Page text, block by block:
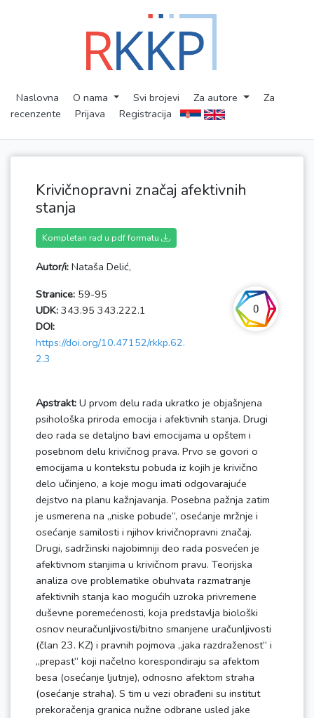
Naslovna O nama Svi brojevi Za autore
Za
recenzente
Prijava Registracija
Krivičnopravni značaj afektivnih
stanja
Kompletan rad u pdf formatu
Autor/i: Nataša Delić,
Stranice: 59-95
UDK: 343.95 343.222.1
DOI:
https://doi.org/10.47152/rkkp.62.
2.3
0
Apstrakt: U prvom delu rada ukratko je objašnjena
psihološka priroda emocija i afektivnih stanja. Drugi
deo rada se detaljno bavi emocijama u opštem i
posebnom delu krivičnog prava. Prvo se govori o
emocijama u kontekstu pobuda iz kojih je krivično
delo učinjeno, a koje mogu imati odgovarajuće
dejstvo na planu kažnjavanja. Posebna pažnja zatim
je usmerena na „niske pobude“, osećanje mržnje i
osećanje samilosti i njihov krivičnopravni značaj.
Drugi, sadržinski najobimniji deo rada posvećen je
afektivnom stanjima u krivičnom pravu. Teorijska
analiza ove problematike obuhvata razmatranje
afektivnih stanja kao mogućih uzroka privremene
duševne poremećenosti, koja predstavlja biološki
osnov neuračunljivosti/bitno smanjene uračunljivosti
(član 23. KZ) i pravnih pojmova „jaka razdraženost“ i
„prepast“ koji načelno korespondiraju sa afektom
besa (osećanje ljutnje), odnosno afektom straha
(osećanje straha). S tim u vezi obrađeni su institut
prekoračenja granica nužne odbrane usled jake